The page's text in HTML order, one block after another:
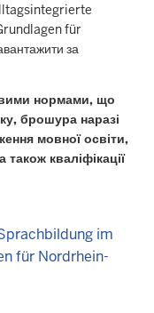
für
за
нормами, що
брошура наразі
мовної освіти,
кваліфікації
im
für Nordrhein-